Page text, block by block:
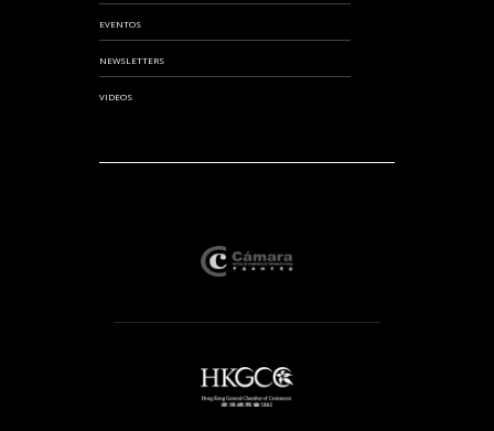
EVENTOS
NEWSLETTERS
VIDEOS